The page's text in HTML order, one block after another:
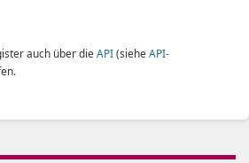
auch über die API(siehe API-